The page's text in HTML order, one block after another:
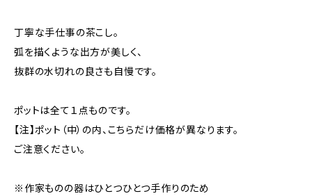
丁寧な手仕事の茶こし。
弧を描くような出方が美しく、
抜群の水切れの良さも自慢です。
ポットは全て１点ものです。
【注】ポット（中）の内、こちらだけ価格が異なります。
ご注意ください。
※作家ものの器はひとつひとつ手作りのため